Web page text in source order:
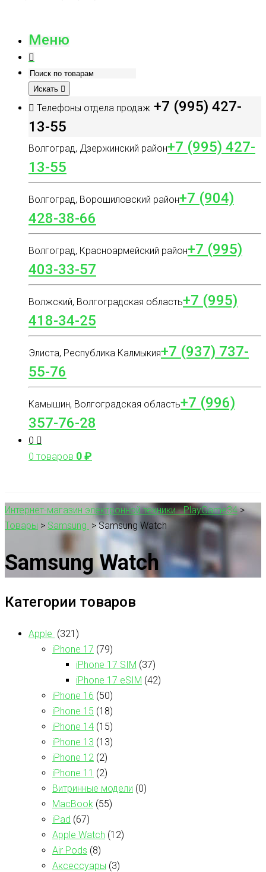
Меню
Искать
Телефоны отдела продаж +7 (995) 427-
13-55
Волгоград, Дзержинский район+7 (995) 427-
13-55
Волгоград, Ворошиловский район+7 (904)
428-38-66
Волгоград, Красноармейский район+7 (995)
403-33-57
Волжский, Волгоградская область+7 (995)
418-34-25
Элиста, Республика Калмыкия+7 (937) 737-
55-76
Камышин, Волгоградская область+7 (996)
357-76-28
0
0 товаров 0₽
Интернет-магазин электронной техники - PlayGame34>
Товары > Samsung >Samsung Watch
Samsung Watch
Категории товаров
Apple (321)
iPhone 17 (79)
iPhone 17 SIM (37)
iPhone 17 eSIM (42)
iPhone 16 (50)
iPhone 15 (18)
iPhone 14 (15)
iPhone 13 (13)
iPhone 12 (2)
iPhone 11 (2)
Витринные модели (0)
MacBook (55)
iPad (67)
Apple Watch (12)
Air Pods (8)
Аксессуары (3)